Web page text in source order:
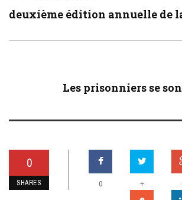
deuxième édition annuelle de
Les prisonniers se
0
SHARES 0 +